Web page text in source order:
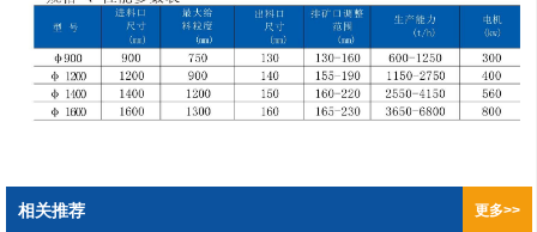
相关推荐 更多>>